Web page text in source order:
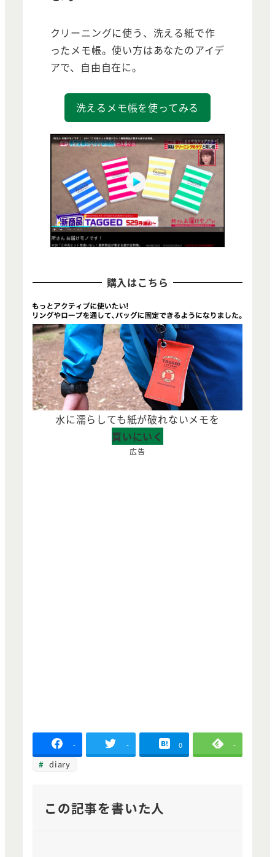
クリーニングに使う、洗える紙で作
ったメモ帳。使い方はあなたのアイデ
アで、自由自在に。
洗えるメモ帳を使ってみる
購入はこちら
水に濡らしても紙が破れないメモを
買いにいく
広告
- - 0 -
diary
この記事を書いた人